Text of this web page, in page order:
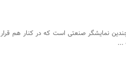
نمایشگر صنعتی است که در کنار هم قرار
...